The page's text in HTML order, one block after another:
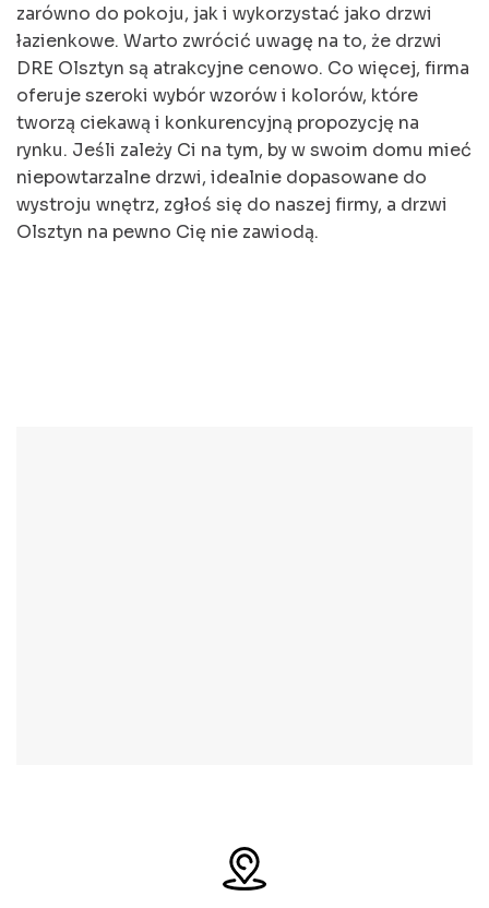
zarówno do pokoju, jak i wykorzystać jako drzwi
łazienkowe. Warto zwrócić uwagę na to, że drzwi
DRE Olsztyn są atrakcyjne cenowo. Co więcej, firma
oferuje szeroki wybór wzorów i kolorów, które
tworzą ciekawą i konkurencyjną propozycję na
rynku. Jeśli zależy Ci na tym, by w swoim domu mieć
niepowtarzalne drzwi, idealnie dopasowane do
wystroju wnętrz, zgłoś się do naszej firmy, a drzwi
Olsztyn na pewno Cię nie zawiodą.